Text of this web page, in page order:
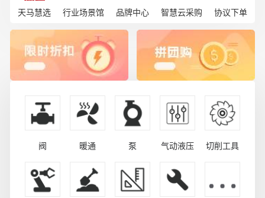
天马慧选 行业场景馆 品牌中心 智慧云采购 协议下单
阀 暖通 泵 气动液压 切削工具